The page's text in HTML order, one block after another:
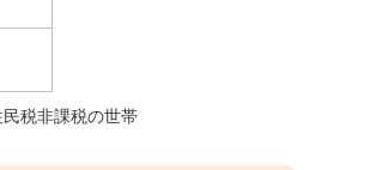
税非課税の世帯